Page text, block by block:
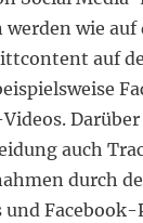
wie auf
auf
auch
durch
und Facebook-